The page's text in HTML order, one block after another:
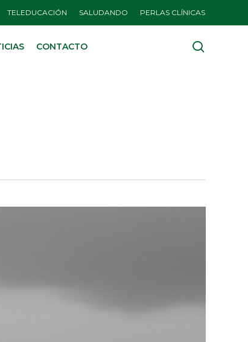
TELEDUCACIÓN SALUDANDO PERLAS CLÍNICAS
CONTACTO